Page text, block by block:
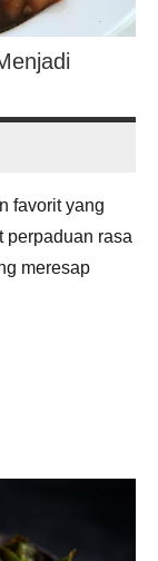
favorit yang
perpaduan rasa
meresap